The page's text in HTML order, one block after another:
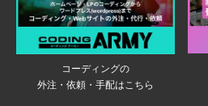
コーディングの
外注・依頼・手配はこちら